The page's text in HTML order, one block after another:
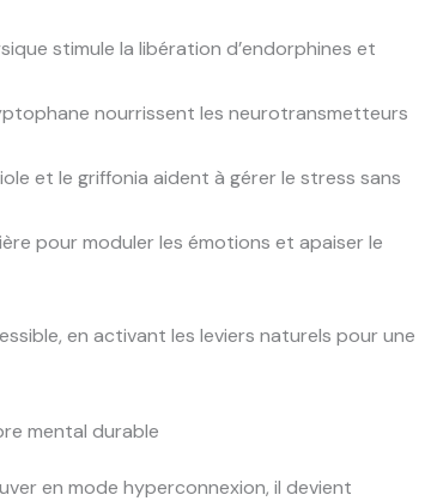
stimule la libération d’endorphines et
nourrissent les neurotransmetteurs
et le griffonia aident à gérer le stress sans
pour moduler les émotions et apaiser le
en activant les leviers naturels pour une
mental durable
en mode hyperconnexion, il devient